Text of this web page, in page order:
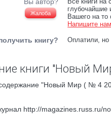
Жалоба
глубочайшие
Вашего на то
Напишите нам
книгу? Оплатили, но
книги "Новый
"Новый Мир ( № 4
http://magazines.russ.ru/